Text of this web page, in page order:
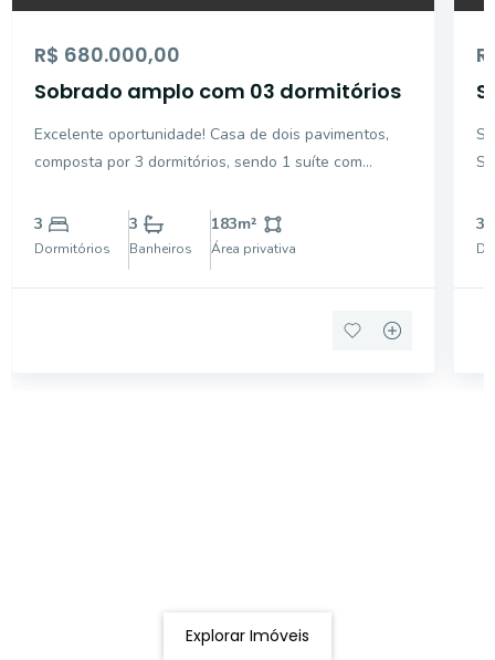
R$ 680.000,00
Sobrado amplo com 03 dormitórios
Excelente oportunidade! Casa de dois pavimentos,
composta por 3 dormitórios, sendo 1 suíte com
ar-condicionado e ventilador de teto. Ambientes
amplos, com sala de estar e jantar climatizadas e
3
Dormitórios
3
Banheiros
183m²
Área privativa
e
3
Explorar Imóveis